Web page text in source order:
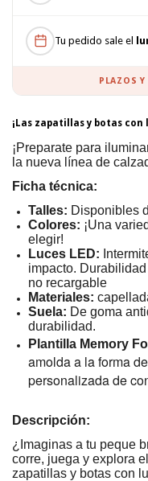
Tu pedido sale el
PLAZOS
¡Las zapatillas y botas con
¡Preparate para
la nueva línea de
Ficha técnica:
Talles: Disponibles
Colores: ¡Una
elegir!
Luces LED:
impacto.
no recargable
Materiales:
Suela: De goma
durabilidad.
Plantilla Memory
amolda a la forma
personalizada de
Descripción:
¿Imaginas a tu peque
corre, juega y explora
zapatillas y botas con